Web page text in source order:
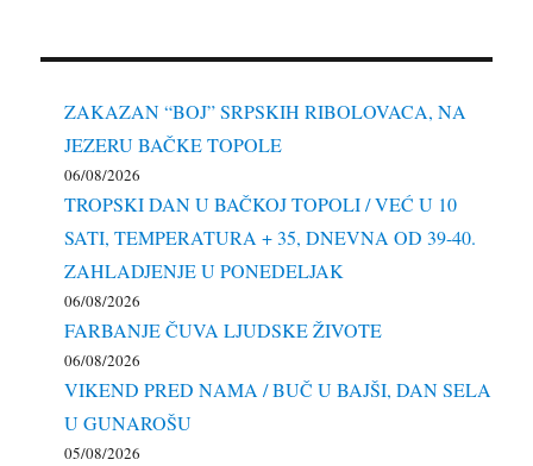
ZAKAZAN “BOJ” SRPSKIH RIBOLOVACA, NA
JEZERU BAČKE TOPOLE
06/08/2026
TROPSKI DAN U BAČKOJ TOPOLI / VEĆ U 10
SATI, TEMPERATURA + 35, DNEVNA OD 39-40.
ZAHLADJENJE U PONEDELJAK
06/08/2026
FARBANJE ČUVA LJUDSKE ŽIVOTE
06/08/2026
VIKEND PRED NAMA / BUČ U BAJŠI, DAN SELA
U GUNAROŠU
05/08/2026